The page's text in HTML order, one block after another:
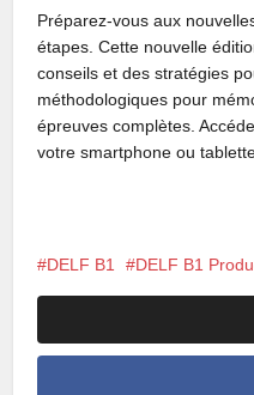
Préparez-vous aux
étapes. Cette nouvelle
conseils et des stratégies
méthodologiques pour
épreuves complètes.
votre smartphone ou
DELF B1 DELF B1